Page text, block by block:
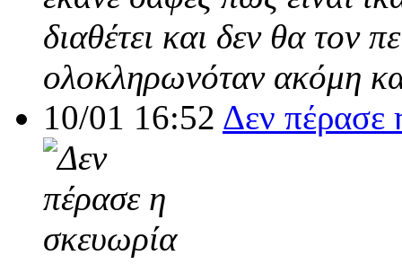
διαθέτει και δεν θα τον
ολοκληρωνόταν ακόμη
10/01 16:52 Δεν πέρασε